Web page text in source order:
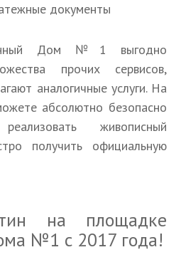
документы
Дом №1 выгодно
прочих сервисов,
аналогичные услуги. На
абсолютно безопасно
живописный
получить официальную
на площадке
№1 с 2017 года!